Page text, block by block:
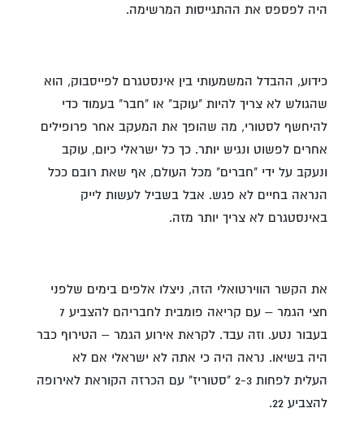
היה לפספס את ההתגייסות המרשימה.
כידוע, ההבדל המשמעותי בין אינסטגרם לפייסבוק, הוא
שהגולש לא צריך להיות "עוקב" או "חבר" בעמוד כדי
להיחשף לסטורי, מה שהופך את המעקב אחר פרופילים
אחרים לפשוט ונגיש יותר. כך כל ישראלי כיום, עוקב
ונעקב על ידי "חברים" מכל העולם, אף שאת רובם ככל
הנראה בחיים לא פגש. אבל בשביל לעשות לייק
באינסטגרם לא צריך יותר מזה.
את הקשר הווירטואלי הזה, ניצלו אלפים בימים שלפני
חצי הגמר – עם קריאה פומבית לחבריהם להצביע 7
בעבור נטע. וזה עבד. לקראת אירוע הגמר – הטירוף כבר
היה בשיאו. נראה היה כי אתה לא ישראלי אם לא
העלית לפחות 2-3 "סטוריז" עם הכרזה הקוראת לאירופה
להצביע 22.